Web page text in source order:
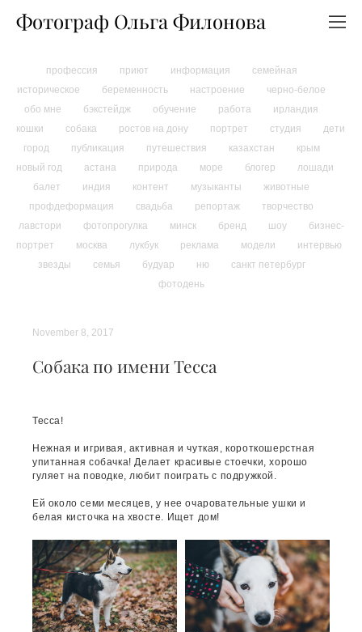
Фотограф Ольга Филонова
профессия приют информация
семейная
историческое
беременность настроение
черно-белое
обо мне
бэкстейдж обучение работа
ирландия
кошки
собака ростов на дону портрет студия
дети
город
публикация путешествия казахстан
крым
новый год
астана природа море блогер
лошади
балет
индия контент музыканты
животные
профдеформация
свадьба репортаж
творчество
лавстори
фотопрогулка минск бренд шоу
бизнес-
портрет
москва лукбук реклама модели
интервью
звезды
семья будуар ню
санкт петербург
фотодень
Собака по имени Тесса
November 8, 2017
Тесса!
Нежная и игривая, активная и чуткая, короткошерстная
упитанная собачка! Делает красивые стоечки, хорошо
гуляет на поводке, любит поиграть с подружкой.
Ей около семи месяцев, у нее очаровательные ушки и
белая кисточка на хвосте. Ищет дом!